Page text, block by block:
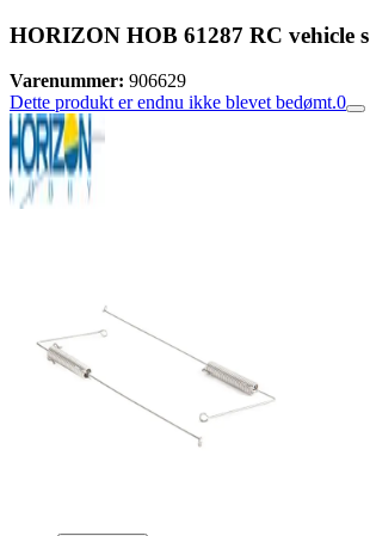
HORIZON HOB 61287 RC vehicle s
Varenummer: 906629
Dette produkt er endnu ikke blevet bedømt.0